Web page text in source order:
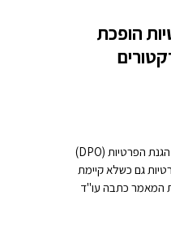
הופכת
מאמר הדן בחשיבות מינוי ממונה הגנת הפרטיות (DPO)
הגנת הפרטיות גם כשלא קיימת
המאמר כתבה עו"ד